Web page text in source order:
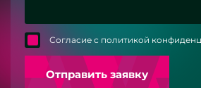
Согласие с политикой
Отправить заявку